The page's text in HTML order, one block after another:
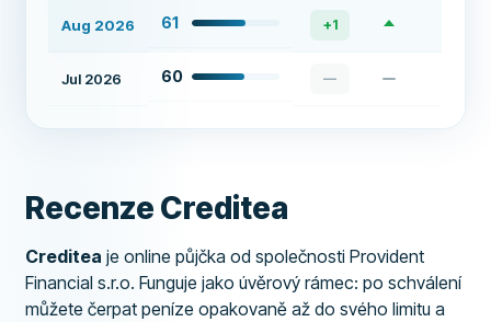
Aug 2026 61 +1
Jul 2026 60 —
Recenze Creditea
Creditea je online půjčka od společnosti Provident
Financial s.r.o. Funguje jako úvěrový rámec: po schválení
můžete čerpat peníze opakovaně až do svého limitu a